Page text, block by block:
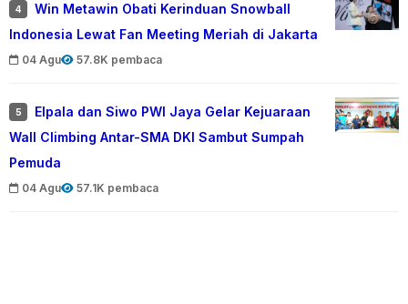
4
Win Metawin Obati Kerinduan Snowball
Indonesia Lewat Fan Meeting Meriah di Jakarta
04 Agu 57.8K pembaca
5
Elpala dan Siwo PWI Jaya Gelar Kejuaraan
Wall Climbing Antar-SMA DKI Sambut Sumpah
Pemuda
04 Agu 57.1K pembaca